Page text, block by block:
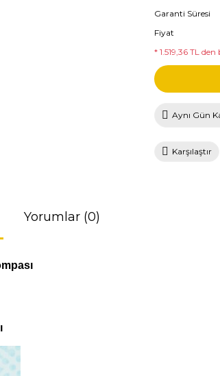
Garanti Süresi
Fiyat
* 1.519,36 TL
Aynı Gün
Karşılaştır
Yorumlar (0)